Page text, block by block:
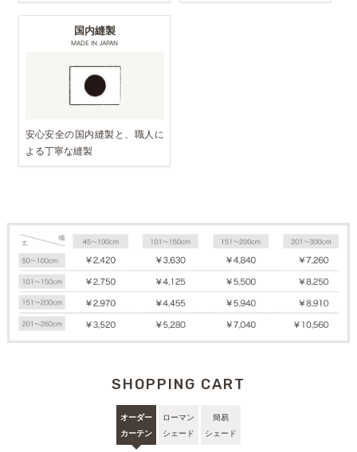
国内縫製
MADE IN JAPAN
安心安全の国内縫製と、職人に
よる丁寧な縫製
SHOPPING CART
オーダー
カーテン
ローマン
シェード
簡易
シェード